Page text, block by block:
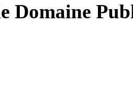
Domaine